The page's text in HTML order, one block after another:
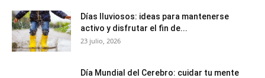
Días lluviosos: ideas para mantenerse
activo y disfrutar el fin de...
23 julio, 2026
Día Mundial del Cerebro: cuidar tu mente